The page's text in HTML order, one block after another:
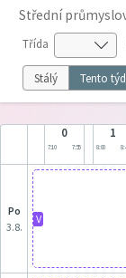
Střední
Třída
Stálý Tento
0
7:10 7:55
1
8:00
po
3.8.
V